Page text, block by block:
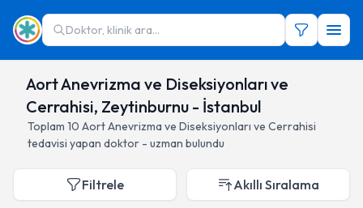
Doktor, klinik ara...
Aort Anevrizma ve Diseksiyonları ve
Cerrahisi, Zeytinburnu - İstanbul
Toplam 10 Aort Anevrizma ve Diseksiyonları ve Cerrahisi
tedavisi yapan doktor - uzman bulundu
Filtrele Akıllı Sıralama